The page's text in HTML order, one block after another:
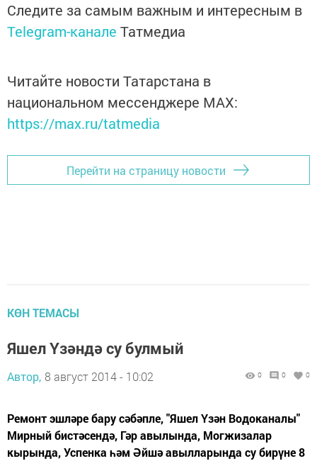
Следите за самым важным и интересным в
Telegram-канале Татмедиа
Читайте новости Татарстана в
национальном мессенджере MАХ:
https://max.ru/tatmedia
Перейти на страницу новости
КӨН ТЕМАСЫ
Яшел Үзәндә су булмый
Автор, 8 август 2014 - 10:02 0 0 0
Ремонт эшләре бару сәбәпле, "Яшел Үзән Водоканалы"
Мирный бистәсендә, Гәр авылында, Могжизалар
кырында, Успенка һәм Әйшә авылларында су бирүне 8